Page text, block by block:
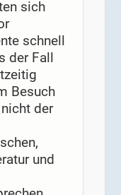
sich
schnell
der Fall
Besuch
der
und